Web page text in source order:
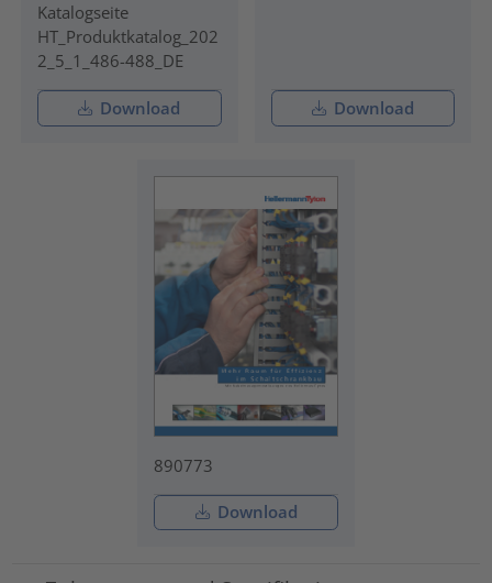
Katalogseite
HT_Produktkatalog_202
2_5_1_486-488_DE
Download Download
890773
Download